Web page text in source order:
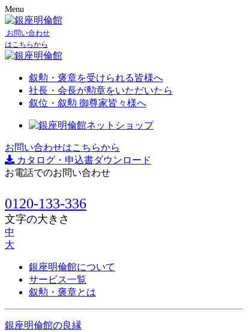
Menu
お問い合わせ
はこちらから
叙勲・褒章を受けられる皆様へ
社長・会長が勲章をいただいたら
叙位・叙勲 御尊家皆々様へ
お問い合わせはこちらから
カタログ・申込書ダウンロード
お電話でのお問い合わせ
0120-133-336
文字の大きさ
中
大
銀座明倫館について
サービス一覧
叙勲・褒章とは
銀座明倫館の良縁